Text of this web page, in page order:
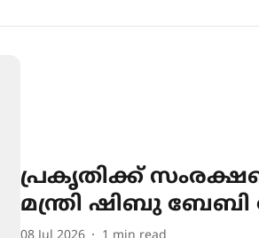
പ്രകൃതിക്ക്
മന്ത്രി ഷിബു